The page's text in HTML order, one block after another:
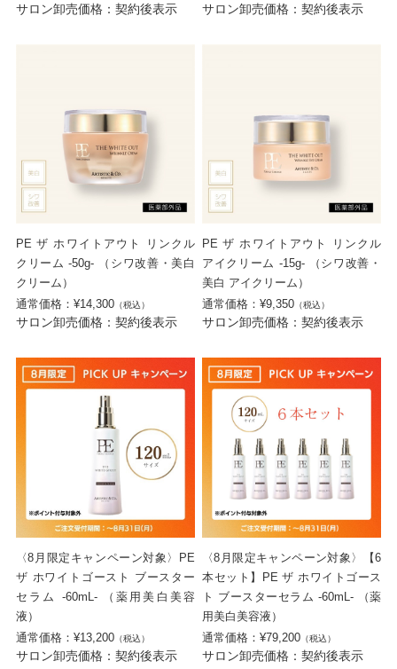
サロン卸売価格：契約後表示 サロン卸売価格：契約後表示
PE ザ ホワイトアウト リンクル
クリーム -50g- （シワ改善・美白
クリーム）
通常価格：¥14,300（税込）
サロン卸売価格：契約後表示
PE ザ ホワイトアウト リンクル
アイクリーム -15g- （シワ改善・
美白 アイクリーム）
通常価格：¥9,350 （税込）
サロン卸売価格：契約後表示
〈8月限定キャンペーン対象〉PE
ザ ホワイトゴースト ブースター
セラム -60mL- （薬用美白美容
液）
通常価格：¥13,200（税込）
サロン卸売価格：契約後表示
〈8月限定キャンペーン対象〉【6
本セット】PE ザ ホワイトゴース
ト ブースターセラム -60mL- （薬
用美白美容液）
通常価格：¥79,200 （税込）
サロン卸売価格：契約後表示